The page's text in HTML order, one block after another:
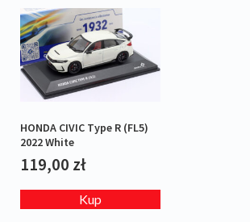
HONDA CIVIC Type R (FL5)
2022 White
119,00 zł
Kup